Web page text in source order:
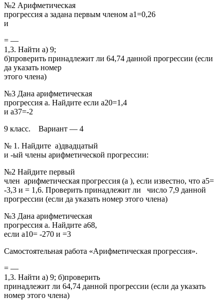
№2 Арифметическая
прогрессия а задана первым членом а1=0,26
и
= —
1,3. Найти а) 9;
б)проверить принадлежит ли 64,74 данной прогрессии (если
да указать номер
этого члена)
№3 Дана арифметическая
прогрессия а. Найдите если а20=1,4
и а37=-2
9 класс. Вариант — 4
№ 1. Найдите а)двадцатый
и -ый члены арифметической прогрессии:
№2 Найдите первый
член арифметическая прогрессия (а ), если известно, что а5=
-3,3 и = 1,6. Проверить принадлежит ли число 7,9 данной
прогрессии (если да указать номер этого члена)
№3 Дана арифметическая
прогрессия а. Найдите а68,
если а10= -270 и =3
Самостоятельная работа «Арифметическая прогрессия».
= —
1,3. Найти а) 9; б)проверить
принадлежит ли 64,74 данной прогрессии (если да указать
номер этого члена)